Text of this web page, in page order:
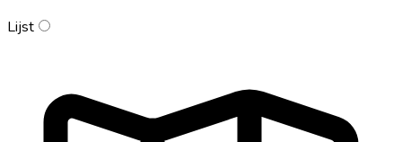
Lijst